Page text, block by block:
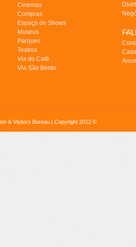
Cinemas
Compras
Espaço de Shows
Museus
Parques
Teatros
Via do Café
Via São Bento
& Visitors Bureau | Copyright 2012 ©